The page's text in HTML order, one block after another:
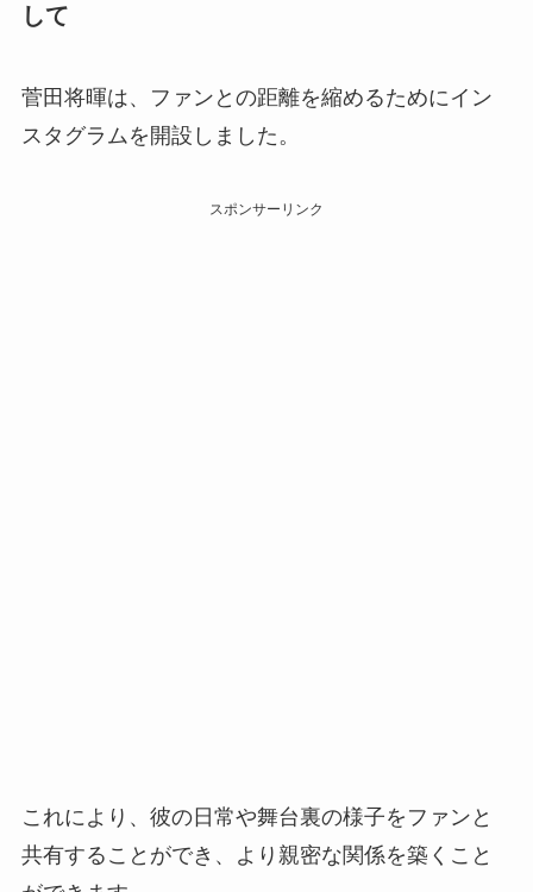
して
菅田将暉は、ファンとの距離を縮めるためにイン
スタグラムを開設しました。
スポンサーリンク
これにより、彼の日常や舞台裏の様子をファンと
共有することができ、より親密な関係を築くこと